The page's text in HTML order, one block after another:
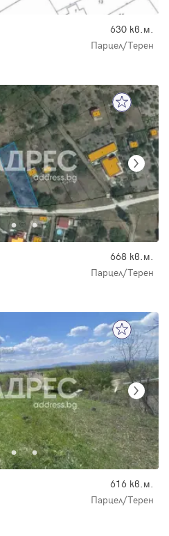
630 кв.м.
Парцел/Терен
668 кв.м.
Парцел/Терен
616 кв.м.
Парцел/Терен